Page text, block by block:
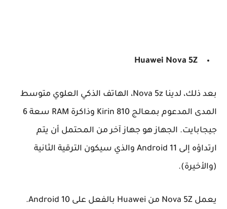
Huawei Nova 5Z
بعد ذلك، لدينا Nova 5z، الهاتف الذكي العلوي متوسط ​​
المدى المدعوم بمعالج Kirin 810 وذاكرة RAM سعة 6
جيجابايت. الجهاز هو جهاز آخر من المحتمل أن يتم
ارتداؤه إلى Android 11 والذي سيكون الترقية الثانية
(والأخيرة).
يعمل Nova 5Z من Huawei بالفعل على Android 10.